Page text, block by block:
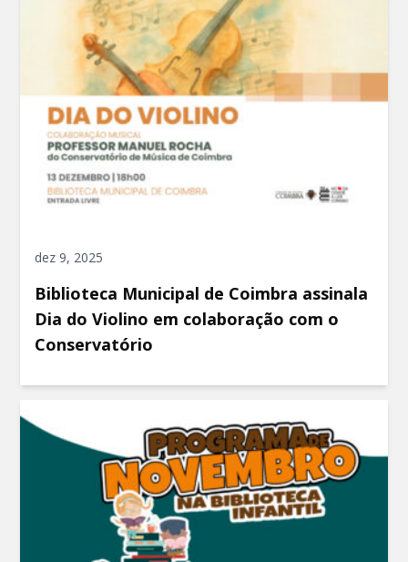
dez 9, 2025
Biblioteca Municipal de Coimbra assinala
Dia do Violino em colaboração com o
Conservatório